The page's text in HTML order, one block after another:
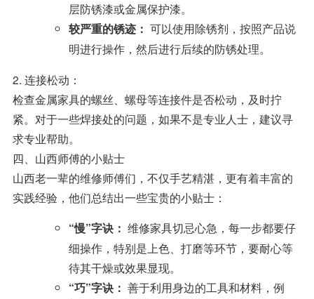
层防锈漆或金属保护漆。
较严重的锈迹： 可以使用除锈剂，按照产品说
明进行操作，然后进行后续的防锈处理。
2. 连接松动：
检查金属家具的螺丝、螺母等连接件是否松动，及时拧
紧。对于一些焊接处的问题，如果不是专业人士，建议寻
求专业帮助。
四、山西师傅的小贴士
山西老一辈的维修师傅们，不仅手艺精湛，更有着丰富的
实践经验，他们总结出一些宝贵的小贴士：
“慢”字诀： 维修家具切忌心急，每一步都要仔
细操作，特别是上色、打磨等环节，要耐心等
待其干燥或效果显现。
“巧”字诀： 善于利用身边的工具和材料，例